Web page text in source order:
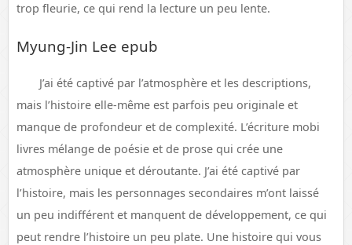
trop fleurie, ce qui rend la lecture un peu lente.
Myung-Jin Lee epub
J’ai été captivé par l’atmosphère et les descriptions,
mais l’histoire elle-même est parfois peu originale et
manque de profondeur et de complexité. L’écriture mobi
livres mélange de poésie et de prose qui crée une
atmosphère unique et déroutante. J’ai été captivé par
l’histoire, mais les personnages secondaires m’ont laissé
un peu indifférent et manquent de développement, ce qui
peut rendre l’histoire un peu plate. Une histoire qui vous